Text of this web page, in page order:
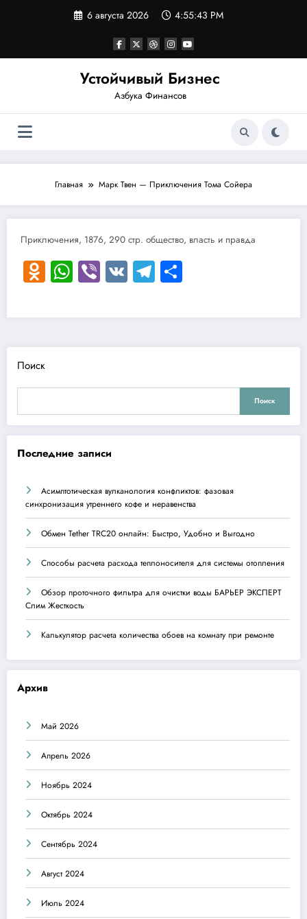
6 августа 2026 4:55:43 PM
Устойчивый Бизнес
Азбука Финансов
Главная Марк Твен — Приключения Тома Сойера
Приключения, 1876, 290 стр. общество, власть и правда
Odnoklassniki
WhatsApp
Viber
VKTelegram
Поиск
Поиск
Последние записи
Асимптотическая вулканология конфликтов: фазовая
синхронизация утреннего кофе и неравенства
Обмен Tether TRC20 онлайн: Быстро, Удобно и Выгодно
Способы расчета расхода теплоносителя для системы отопления
Обзор проточного фильтра для очистки воды БАРЬЕР ЭКСПЕРТ
Слим Жесткость
Калькулятор расчета количества обоев на комнату при ремонте
Архив
Май 2026
Апрель 2026
Ноябрь 2024
Октябрь 2024
Сентябрь 2024
Август 2024
Июль 2024